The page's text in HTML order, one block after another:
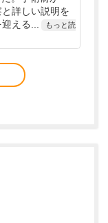
詳しい説明を
える...
もっと読